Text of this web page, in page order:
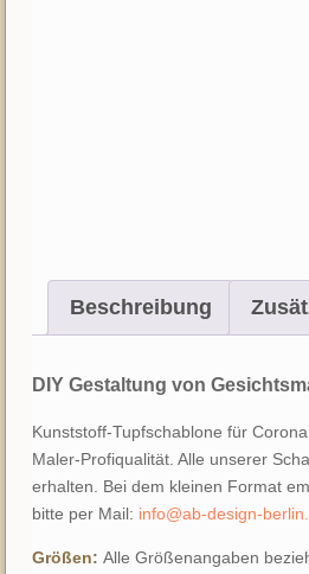
Beschreibung
DIY Gestaltung von
Kunststoff-Tupfschablone für
Maler-Profiqualität. Alle unserer
erhalten. Bei dem kleinen Format
bitte per Mail: info@ab-design-
Größen: Alle Größenangaben